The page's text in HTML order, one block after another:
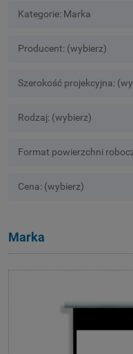
Kategorie: Marka
Producent: (wybierz)
Szerokość projekcyjna:
Rodzaj: (wybierz)
Format powierzchni
Cena: (wybierz)
Marka